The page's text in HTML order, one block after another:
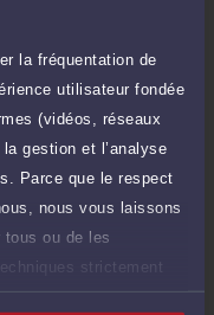
la fréquentation de
utilisateur fondée
(vidéos, réseaux
gestion et l’analyse
Parce que le respect
nous vous laissons
ou de les
strictement
par écrit